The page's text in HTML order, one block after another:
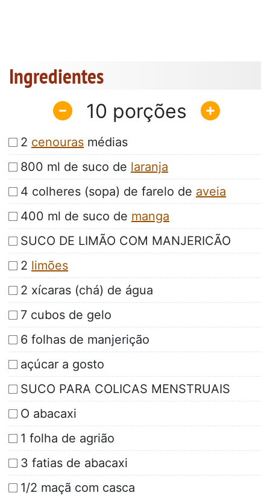
Ingredientes
10
2 cenouras médias
800 ml de suco de laranja
4 colheres (sopa) de farelo de aveia
400 ml de suco de manga
SUCO DE LIMÃO COM MANJERICÃO
2 limões
2 xícaras (chá) de água
7 cubos de gelo
6 folhas de manjerição
açúcar a gosto
SUCO PARA COLICAS MENSTRUAIS
O abacaxi
1 folha de agrião
3 fatias de abacaxi
1/2 maçã com casca